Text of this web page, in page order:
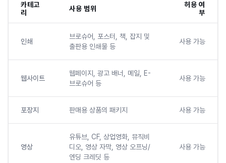
카테고
리
사용 범위
허용 여
부
인쇄
브로슈어, 포스터, 책, 잡지 및
출판용 인쇄물 등
사용 가능
웹사이트
웹페이지, 광고 배너, 메일, E-
브로슈어 등
사용 가능
포장지 판매용 상품의 패키지 사용 가능
영상
유튜브, CF, 상업영화, 뮤직비
디오, 영상 자막, 영상 오프닝/
엔딩 크레딧 등
사용 가능